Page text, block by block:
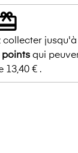
collecter jusqu'à
qui
13,40 €.